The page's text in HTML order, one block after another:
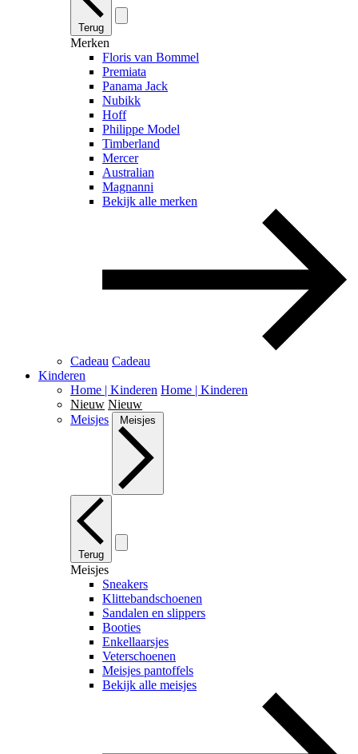
Terug
Merken
Floris van Bommel
Premiata
Panama Jack
Nubikk
Hoff
Philippe Model
Timberland
Mercer
Australian
Magnanni
Bekijk alle merken
Cadeau Cadeau
Kinderen
Home | Kinderen Home | Kinderen
Nieuw Nieuw
Meisjes
Meisjes
Terug
Meisjes
Sneakers
Klittebandschoenen
Sandalen en slippers
Booties
Enkellaarsjes
Veterschoenen
Meisjes pantoffels
Bekijk alle meisjes